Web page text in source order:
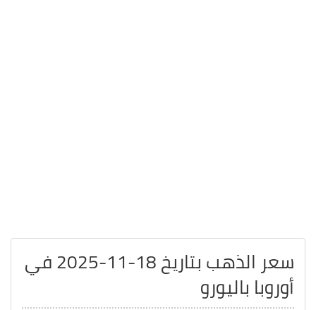
سعر الذهب بتاريخ 18-11-2025 في
أوروبا باليورو